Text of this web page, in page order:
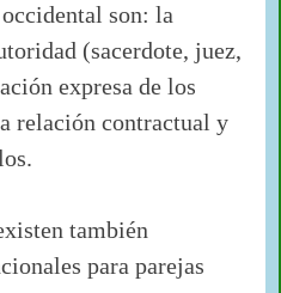
son: la
(sacerdote, juez,
expresa de los
relación contractual y
también
para parejas